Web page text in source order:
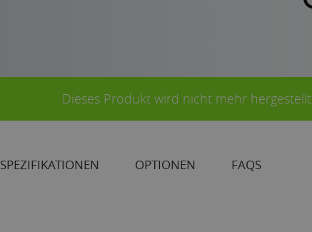
Dieses Produkt wird nicht mehr hergestellt.
SPEZIFIKATIONEN OPTIONEN FAQS